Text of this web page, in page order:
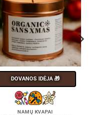
DOVANOS IDĖJA 🎁
NAMŲ KVAPAI